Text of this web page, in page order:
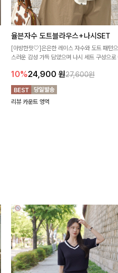
율븐자수 도트블라우스+나시SET
[아방한핏🤍]은은한 레이스 자수와 도트 패턴
스러운 감성 가득 담았으며 나시 세트 구성으로
10%24,900 원27,600원
리뷰 카운트 영역